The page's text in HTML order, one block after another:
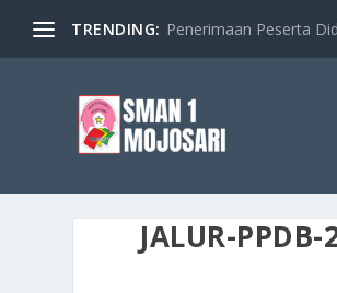
TRENDING: Penerimaan Peserta
JALUR-PPDB-